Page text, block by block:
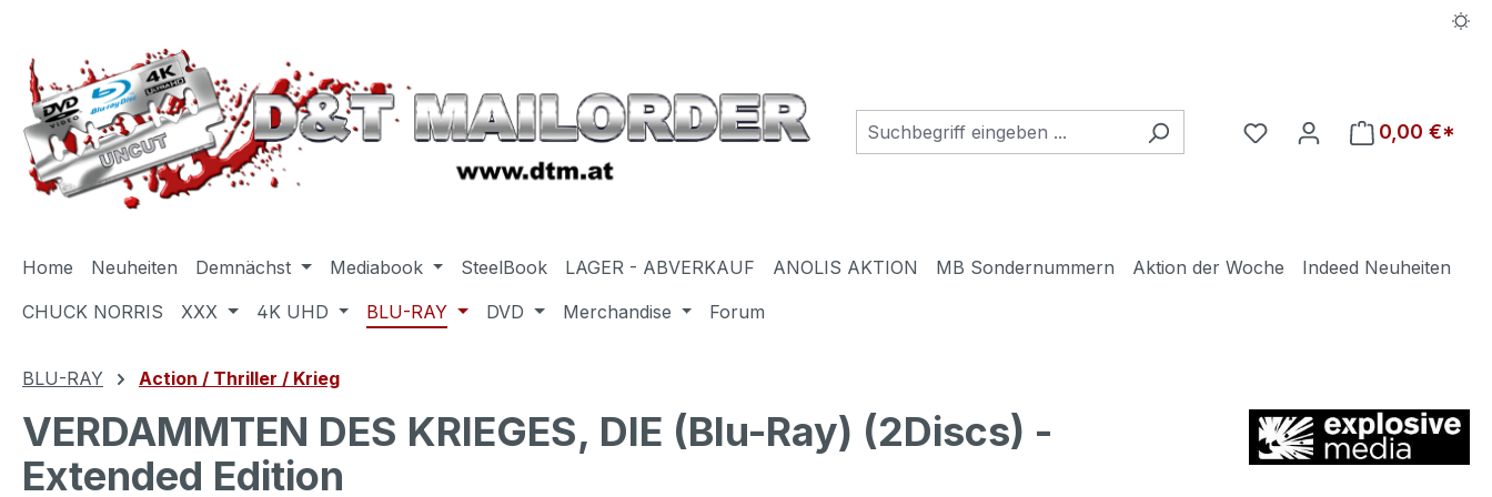
Du hast 0 Produkte auf
0,00 €*
Home Neuheiten Demnächst Mediabook SteelBook LAGER - ABVERKAUF ANOLIS AKTION MB Sondernummern Aktion der Woche
Indeed Neuheiten
CHUCK NORRIS
XXX 4K UHD BLU-RAY DVD Merchandise Forum
BLU-RAY Action / Thriller / Krieg
VERDAMMTEN DES KRIEGES, DIE (Blu-Ray) (2Discs) -
Extended Edition